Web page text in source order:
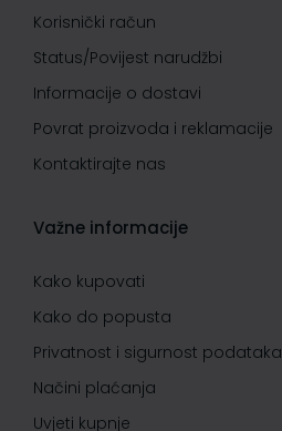
Korisnički račun
Status/Povijest narudžbi
Informacije o dostavi
Povrat proizvoda i reklamacije
Kontaktirajte nas
Važne informacije
Kako kupovati
Kako do popusta
Privatnost i sigurnost podataka
Načini plaćanja
Uvjeti kupnje